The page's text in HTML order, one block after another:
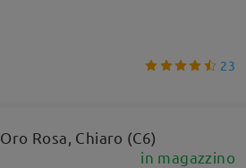
23
Oro Rosa, Chiaro (C6)
in magazzino